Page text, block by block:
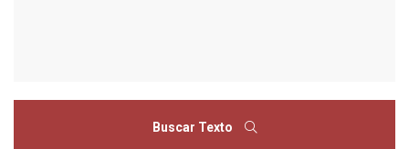
Buscar Texto